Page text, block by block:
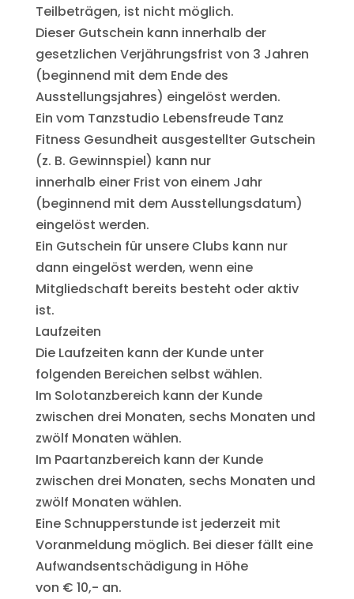
Teilbeträgen, ist nicht möglich.
Dieser Gutschein kann innerhalb der
gesetzlichen Verjährungsfrist von 3 Jahren
(beginnend mit dem Ende des
Ausstellungsjahres) eingelöst werden.
Ein vom Tanzstudio Lebensfreude Tanz
Fitness Gesundheit ausgestellter Gutschein
(z. B. Gewinnspiel) kann nur
innerhalb einer Frist von einem Jahr
(beginnend mit dem Ausstellungsdatum)
eingelöst werden.
Ein Gutschein für unsere Clubs kann nur
dann eingelöst werden, wenn eine
Mitgliedschaft bereits besteht oder aktiv
ist.
Laufzeiten
Die Laufzeiten kann der Kunde unter
folgenden Bereichen selbst wählen.
Im Solotanzbereich kann der Kunde
zwischen drei Monaten, sechs Monaten und
zwölf Monaten wählen.
Im Paartanzbereich kann der Kunde
zwischen drei Monaten, sechs Monaten und
zwölf Monaten wählen.
Eine Schnupperstunde ist jederzeit mit
Voranmeldung möglich. Bei dieser fällt eine
Aufwandsentschädigung in Höhe
von € 10,- an.